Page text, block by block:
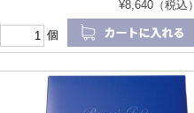
¥8,640（税込）
個